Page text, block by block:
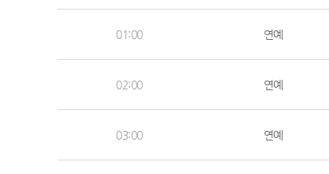
01:00 연예
02:00 연예
03:00 연예